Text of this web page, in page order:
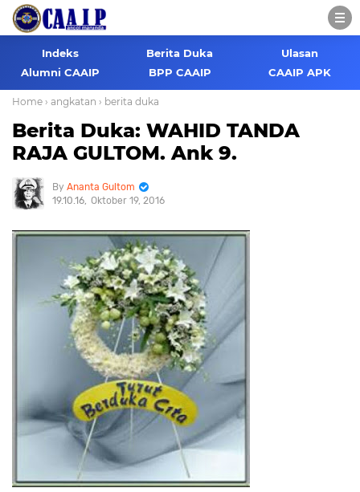
Indeks Berita Duka
Ulasan
Alumni CAAIP
BPP CAAIP CAAIP APK
Home › angkatan › berita duka
Berita Duka: WAHID TANDA
RAJA GULTOM. Ank 9.
Ananta Gultom
19.10.16 Oktober 19, 2016